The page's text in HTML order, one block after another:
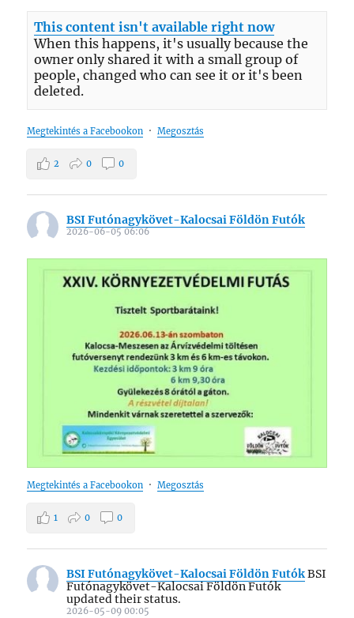
This content isn't available right now
When this happens, it's usually because the
owner only shared it with a small group of
people, changed who can see it or it's been
deleted.
Megtekintés a Facebookon · Megosztás
2 0 0
BSI Futónagykövet-Kalocsai Földön Futók
2026-06-05 06:06
Megtekintés a Facebookon · Megosztás
1 0 0
BSI Futónagykövet-Kalocsai Földön FutókBSI
Futónagykövet-Kalocsai Földön Futók
updated their status.
2026-05-09 00:05